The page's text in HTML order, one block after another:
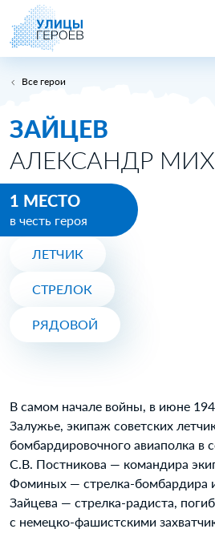
Все герои
ЗАЙЦЕВ
АЛЕКСАНДР
1 МЕСТО
в честь героя
ЛЕТЧИК
СТРЕЛОК
РЯДОВОЙ
В самом начале войны, в июне
Залужье, экипаж советских
бомбардировочного авиаполка в
С.В. Постникова — командира
Фоминых — стрелка-бомбардира
Зайцева — стрелка-радиста,
с немецко-фашистскими